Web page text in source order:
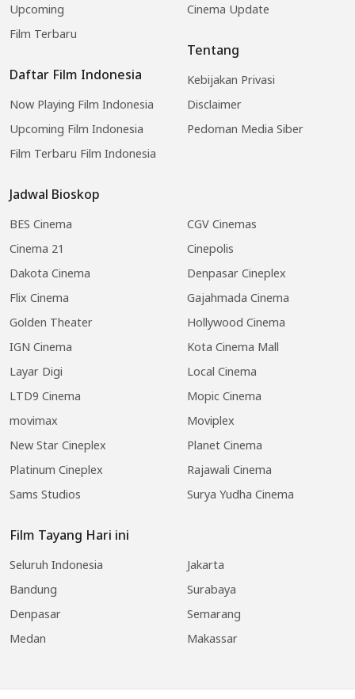
Upcoming
Film Terbaru
Daftar Film Indonesia
Now Playing Film Indonesia
Upcoming Film Indonesia
Film Terbaru Film Indonesia
Jadwal Bioskop
BES Cinema
CGV Cinemas
Cinema 21
Cinepolis
Dakota Cinema
Denpasar Cineplex
Flix Cinema
Gajahmada Cinema
Golden Theater
Hollywood Cinema
IGN Cinema
Kota Cinema Mall
Layar Digi
Local Cinema
LTD9 Cinema
Mopic Cinema
movimax
Moviplex
New Star Cineplex
Planet Cinema
Platinum Cineplex
Rajawali Cinema
Sams Studios
Surya Yudha Cinema
Film Tayang Hari ini
Seluruh Indonesia
Jakarta
Bandung
Surabaya
Denpasar
Semarang
Medan
Makassar
Cinema Update
Tentang
Kebijakan Privasi
Disclaimer
Pedoman Media Siber